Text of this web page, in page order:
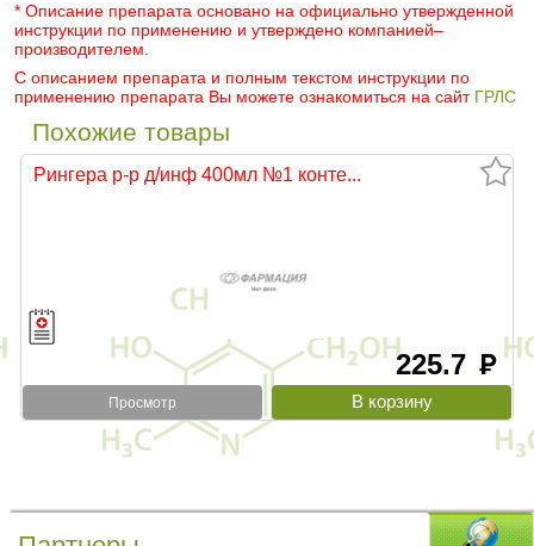
* Описание препарата основано на официально утвержденной
инструкции по применению и утверждено компанией–
производителем.
С описанием препарата и полным текстом инструкции по
применению препарата Вы можете ознакомиться на сайт ГРЛС
Похожие товары
Рингера р-р д/инф 400мл №1 конте...
225.7 руб
Просмотр